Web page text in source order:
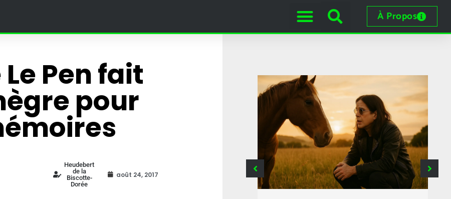
À Propos
Pen fait
pour
Heudebert
de la
Biscotte-
Dorée
août 24, 2017